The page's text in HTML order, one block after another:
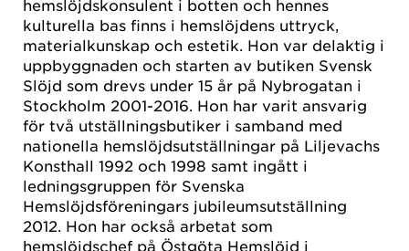
hemslöjdskonsulent i botten och hennes
kulturella bas finns i hemslöjdens uttryck,
materialkunskap och estetik. Hon var delaktig i
uppbyggnaden och starten av butiken Svensk
Slöjd som drevs under 15 år på Nybrogatan i
Stockholm 2001-2016. Hon har varit ansvarig
för två utställningsbutiker i samband med
nationella hemslöjdsutställningar på Liljevachs
Konsthall 1992 och 1998 samt ingått i
ledningsgruppen för Svenska
Hemslöjdsföreningars jubileumsutställning
2012. Hon har också arbetat som
hemslöjdschef på Östgöta Hemslöjd i